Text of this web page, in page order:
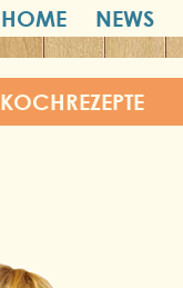
HOME NEWS
KOCHREZEPTE